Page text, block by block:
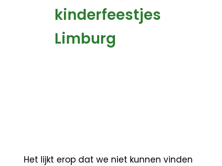
kinderfeestjes
Limburg
Het lijkt erop dat we niet kunnen vinden